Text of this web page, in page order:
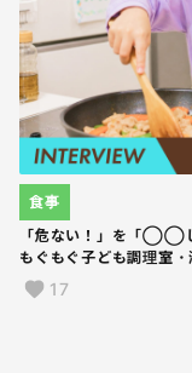
「危ない！」を「◯◯
もぐもぐ子ども調理室
食事
17